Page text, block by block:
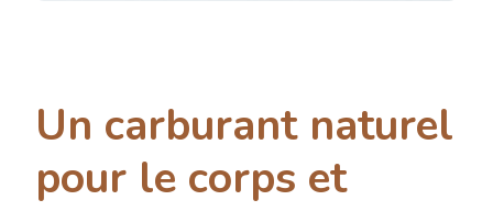
Un carburant naturel
pour le corps et